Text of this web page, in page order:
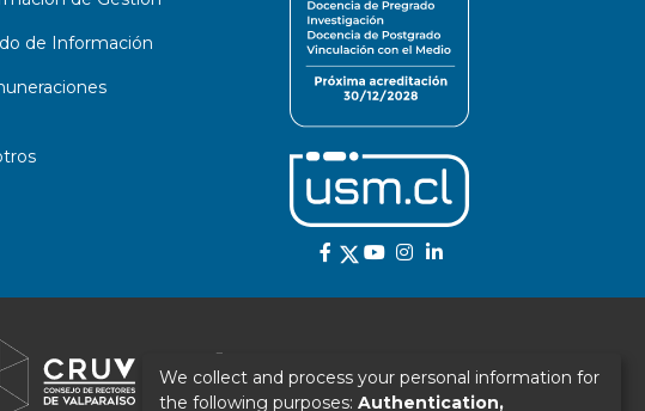
de Información
We collect and process your personal information for
the following purposes: Authentication,